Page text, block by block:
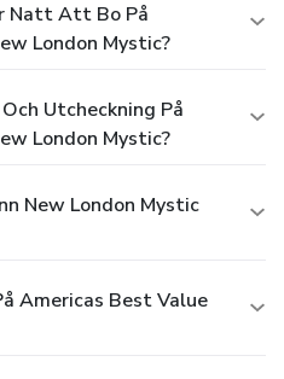
Natt Att Bo På
London Mystic?
Utcheckning På
London Mystic?
New London Mystic
Americas Best Value